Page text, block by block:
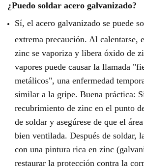
¿Puedo soldar acero galvanizado?
Sí, el acero galvanizado se puede
extrema precaución. Al calentarse,
zinc se vaporiza y libera óxido de
vapores puede causar la llamada
metálicos", una enfermedad
similar a la gripe. Buena práctica:
recubrimiento de zinc en el punto
de soldar y asegúrese de que el
bien ventilada. Después de soldar,
con una pintura rica en zinc
restaurar la protección contra la